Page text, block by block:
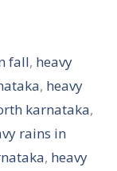
fall, heavy
, heavy
karnataka,
rains in
, heavy